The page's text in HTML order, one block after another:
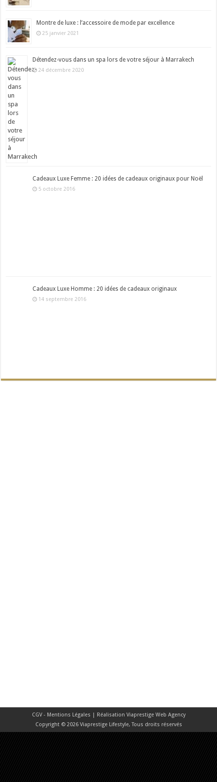
Montre de luxe : l’accessoire de mode par excellence
25 janvier 2021
Détendez-vous dans un spa lors de votre séjour à Marrakech
24 décembre 2020
Cadeaux Luxe Femme : 20 idées de cadeaux originaux pour Noël
5 octobre 2016
Cadeaux Luxe Homme : 20 idées de cadeaux originaux
14 septembre 2016
CGV - Mentions Légales | Réalisation Viaprestige Web Agency
Copyright © 2026 Viaprestige Lifestyle, Tous droits réservés